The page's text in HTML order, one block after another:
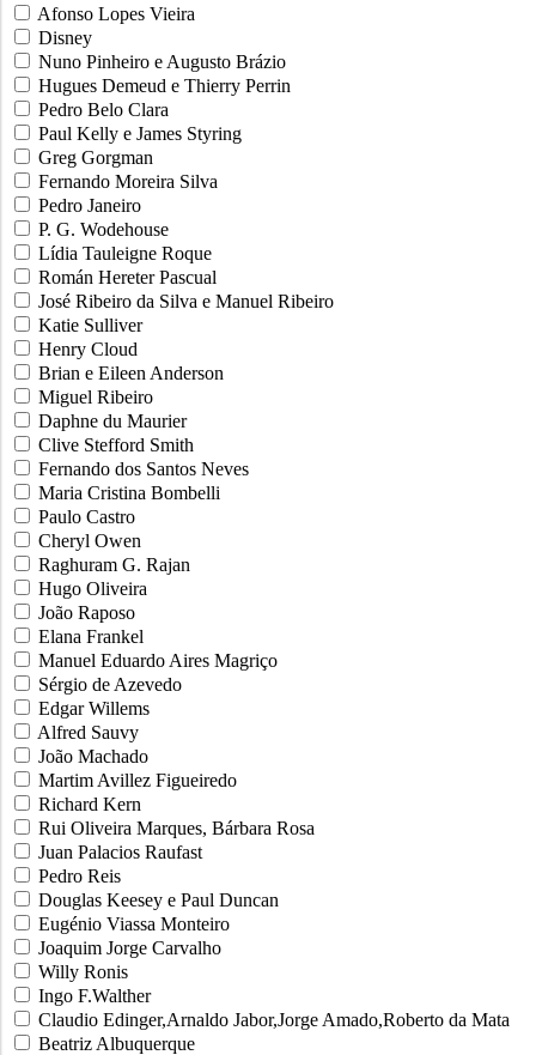
Afonso Lopes Vieira
Disney
Nuno Pinheiro e Augusto Brázio
Hugues Demeud e Thierry Perrin
Pedro Belo Clara
Paul Kelly e James Styring
Greg Gorgman
Fernando Moreira Silva
Pedro Janeiro
P. G. Wodehouse
Lídia Tauleigne Roque
Román Hereter Pascual
José Ribeiro da Silva e Manuel Ribeiro
Katie Sulliver
Henry Cloud
Brian e Eileen Anderson
Miguel Ribeiro
Daphne du Maurier
Clive Stefford Smith
Fernando dos Santos Neves
Maria Cristina Bombelli
Paulo Castro
Cheryl Owen
Raghuram G. Rajan
Hugo Oliveira
João Raposo
Elana Frankel
Manuel Eduardo Aires Magriço
Sérgio de Azevedo
Edgar Willems
Alfred Sauvy
João Machado
Martim Avillez Figueiredo
Richard Kern
Rui Oliveira Marques, Bárbara Rosa
Juan Palacios Raufast
Pedro Reis
Douglas Keesey e Paul Duncan
Eugénio Viassa Monteiro
Joaquim Jorge Carvalho
Willy Ronis
Ingo F.Walther
Claudio Edinger,Arnaldo Jabor,Jorge Amado,Roberto da Mata
Beatriz Albuquerque